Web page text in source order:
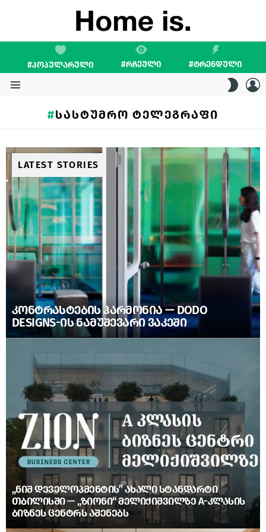
#ᲞᲝᲞᲣᲚᲐᲠᲣᲚᲘ #ᲠᲩᲔᲣᲚᲘ #ᲢᲠᲔᲜᲓᲣᲚᲘ
SKIN
ᲡᲐᲡᲢᲣᲛᲠᲝ ᲢᲔᲚᲔᲒᲠᲐᲤᲘ
LATEST STORIES
ᲙᲝᲜᲢᲠᲐᲡᲢᲔᲑᲘᲡ ᲰᲐᲠᲛᲝᲜᲘᲐ — DODO
DESIGNS-ᲘᲡ ᲜᲐᲛᲣᲨᲔᲕᲐᲠᲘ ᲕᲐᲙᲔᲨᲘ
„ᲜᲘᲨ ᲓᲔᲕᲔᲚᲝᲞᲛᲔᲜᲢᲘᲡ” ᲐᲮᲐᲚᲘ ᲡᲢᲐᲜᲓᲐᲠᲢᲘ
ᲗᲑᲘᲚᲘᲡᲨᲘ — „ᲖᲘᲝᲜᲘ“ ᲛᲔᲚᲘᲥᲘᲨᲕᲘᲚᲖᲔ A-ᲙᲚᲐᲡᲘᲡ
ᲑᲘᲖᲜᲔᲡ ᲪᲔᲜᲢᲠᲡ ᲐᲨᲔᲜᲔᲑᲡ